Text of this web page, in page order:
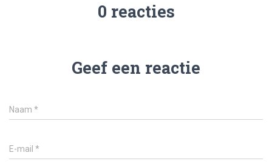
0 reacties
Geef een reactie
Naam *
E-mail *